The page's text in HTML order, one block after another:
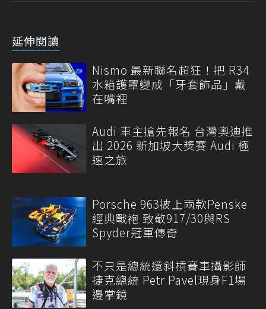
延伸閱讀
Nismo 最新聯名超狂！把 R34
水箱護罩變成「牙套飾品」戴
在嘴裡
Audi 車主搶先報名 台灣奧迪推
出 2026 新加坡大獎賽 Audi 極
速之旅
Porsche 963披上兩款Penske
經典戰袍 致敬917/30與RS
Spyder冠軍傳奇
不只是總統還斜槓賽車攝影師
捷克總統 Petr Pavel現身F1場
邊掌鏡